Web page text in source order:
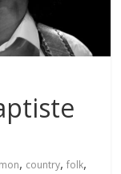
, country,folk,